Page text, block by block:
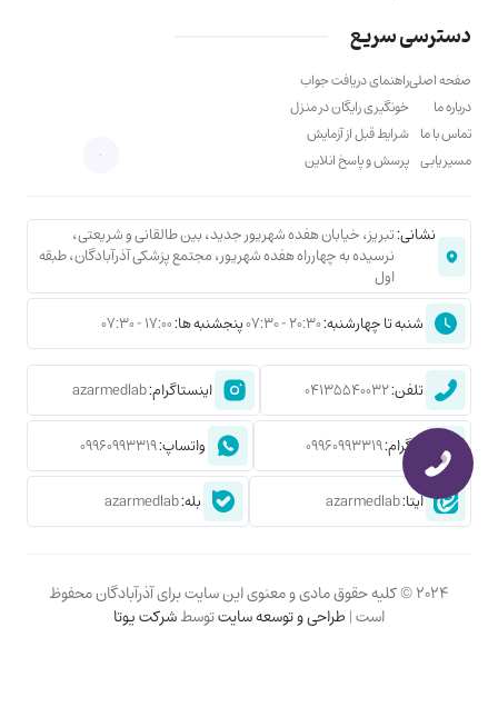
دسترسی سریع
صفحه اصلی
درباره ما
تماس با ما
مسیر یابی
راهنمای دریافت جواب
خونگیری رایگان در منزل
شرایط قبل از آزمایش
پرسش و پاسخ انلاین
نشانی:تبریز، خیابان هفده شهریور جدید، بین طالقانی و شریعتی،
نرسیده به چهارراه هفده شهریور، مجتمع پزشکی آذرآبادگان، طبقه
اول
شنبه تا چهارشنبه:20:30 - 07:30 پنجشنبه ها:17:00 - 07:30
تلفن:04135540032 اینستاگرام:azarmedlab
تلگرام:09960993319 واتساپ:09960993319
ایتا:azarmedlab بله:azarmedlab
2024 © کلیه حقوق مادی و معنوی این سایت برای آذرآبادگان محفوظ
است |طراحی و توسعه سایتتوسطشرکت یوتا